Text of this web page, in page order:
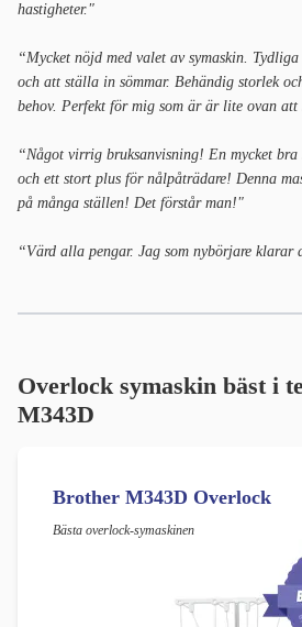
hastigheter."
“Mycket nöjd med valet av symaskin.
och att ställa in sömmar. Behändig storlek
behov. Perfekt för mig som är är lite ovan att
“Något virrig bruksanvisning! En mycket
och ett stort plus för nålpåträdare! Denna
på många ställen! Det förstår man!"
“Värd alla pengar. Jag som nybörjare klarar
Overlock symaskin bäst i
M343D
Brother M343D Overlock
Bästa overlock-symaskinen